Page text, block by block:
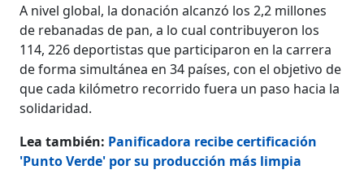
A nivel global, la donación alcanzó los 2,2 millones
de rebanadas de pan, a lo cual contribuyeron los
114, 226 deportistas que participaron en la carrera
de forma simultánea en 34 países, con el objetivo de
que cada kilómetro recorrido fuera un paso hacia la
solidaridad.
Lea también: Panificadora recibe certificación
'Punto Verde' por su producción más limpia